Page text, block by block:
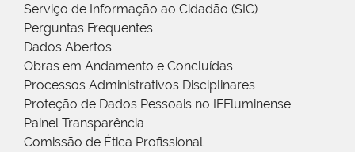
Serviço de Informação ao Cidadão (SIC)
Perguntas Frequentes
Dados Abertos
Obras em Andamento e Concluídas
Processos Administrativos Disciplinares
Proteção de Dados Pessoais no IFFluminense
Painel Transparência
Comissão de Ética Profissional